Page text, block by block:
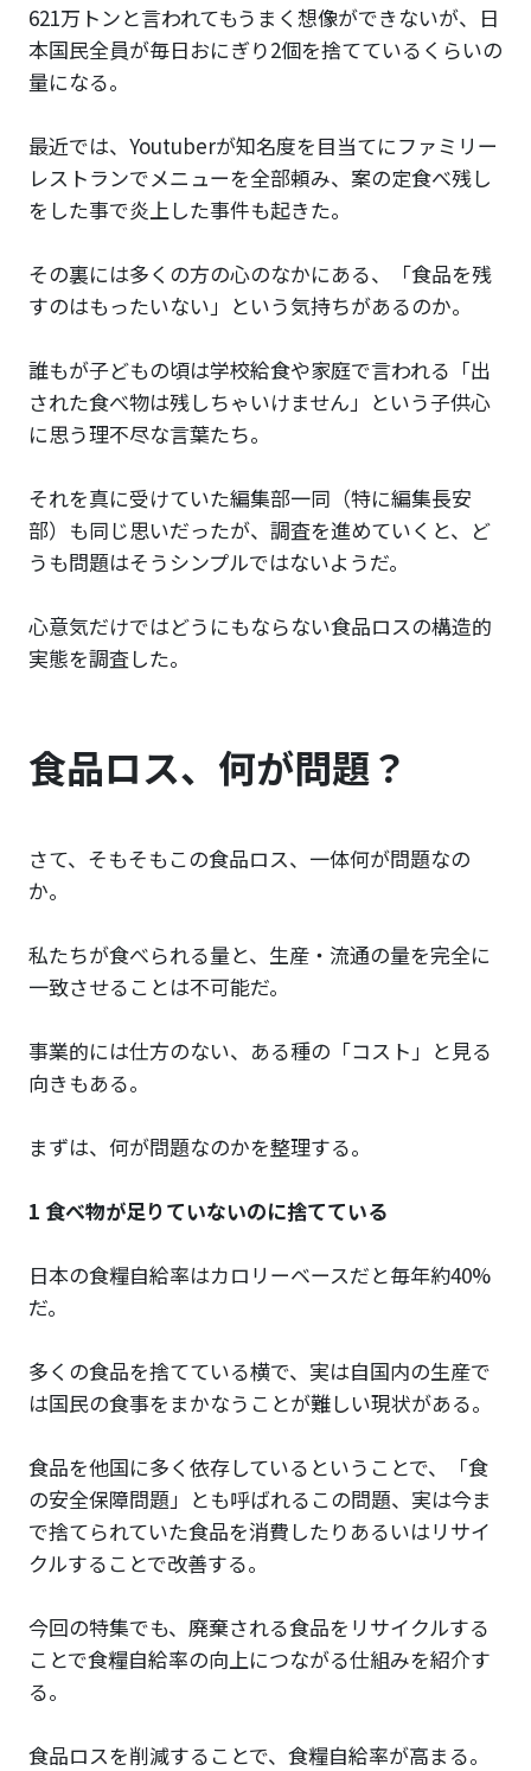
621万トンと言われてもうまく想像ができないが、日
本国民全員が毎日おにぎり2個を捨てているくらいの
量になる。
最近では、Youtuberが知名度を目当てにファミリー
レストランでメニューを全部頼み、案の定食べ残し
をした事で炎上した事件も起きた。
その裏には多くの方の心のなかにある、「食品を残
すのはもったいない」という気持ちがあるのか。
誰もが子どもの頃は学校給食や家庭で言われる「出
された食べ物は残しちゃいけません」という子供心
に思う理不尽な言葉たち。
それを真に受けていた編集部一同（特に編集長安
部）も同じ思いだったが、調査を進めていくと、ど
うも問題はそうシンプルではないようだ。
心意気だけではどうにもならない食品ロスの構造的
実態を調査した。
食品ロス、何が問題？
さて、そもそもこの食品ロス、一体何が問題なの
か。
私たちが食べられる量と、生産・流通の量を完全に
一致させることは不可能だ。
事業的には仕方のない、ある種の「コスト」と見る
向きもある。
まずは、何が問題なのかを整理する。
1 食べ物が足りていないのに捨てている
日本の食糧自給率はカロリーベースだと毎年約40%
だ。
多くの食品を捨てている横で、実は自国内の生産で
は国民の食事をまかなうことが難しい現状がある。
食品を他国に多く依存しているということで、「食
の安全保障問題」とも呼ばれるこの問題、実は今ま
で捨てられていた食品を消費したりあるいはリサイ
クルすることで改善する。
今回の特集でも、廃棄される食品をリサイクルする
ことで食糧自給率の向上につながる仕組みを紹介す
る。
食品ロスを削減することで、食糧自給率が高まる。